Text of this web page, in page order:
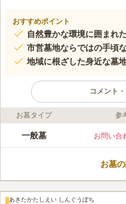
おすすめポイント
自然豊かな環境に囲まれ
市営墓地ならではの手頃
地域に根ざした身近な墓
コメント
口コミ評価
この霊園はまだ誰からも評価され
お墓タイプ 参
一般墓 お問い合
お墓
あきたかたしえい しんぐうぼち